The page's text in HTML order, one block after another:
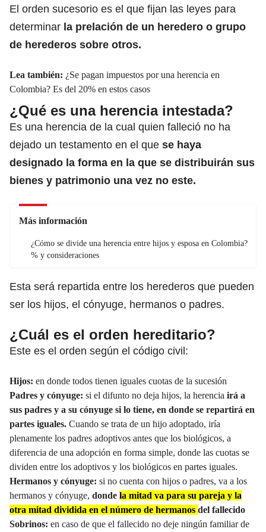
El orden sucesorio es el que fijan las leyes para
determinar la prelación de un heredero o grupo
de herederos sobre otros.
Lea también: ¿Se pagan impuestos por una herencia en
Colombia? Es del 20% en estos casos
¿Qué es una herencia intestada?
Es una herencia de la cual quien falleció no ha
dejado un testamento en el que se haya
designado la forma en la que se distribuirán sus
bienes y patrimonio una vez no este.
Más información
¿Cómo se divide una herencia entre hijos y esposa en Colombia?
% y consideraciones
Esta será repartida entre los herederos que pueden
ser los hijos, el cónyuge, hermanos o padres.
¿Cuál es el orden hereditario?
Este es el orden según el código civil:
Hijos: en donde todos tienen iguales cuotas de la sucesión
Padres y cónyuge: si el difunto no deja hijos, la herencia irá a
sus padres y a su cónyuge si lo tiene, en donde se repartirá en
partes iguales. Cuando se trata de un hijo adoptado, iría
plenamente los padres adoptivos antes que los biológicos, a
diferencia de una adopción en forma simple, donde las cuotas se
dividen entre los adoptivos y los biológicos en partes iguales.
Hermanos y cónyuge: si no cuenta con hijos o padres, va a los
hermanos y cónyuge, donde la mitad va para su pareja y la
otra mitad dividida en el número de hermanos del fallecido
Sobrinos: en caso de que el fallecido no deje ningún familiar de